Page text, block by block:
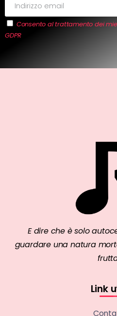
Consento al trattamento dei
GDPR
E dire che è solo
guardare una natura
Link